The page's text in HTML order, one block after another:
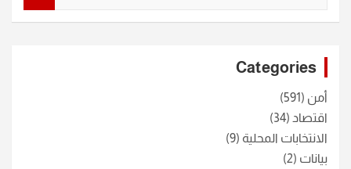
Categories
أمن (591)
اقتصاد (34)
الانتخابات المحلية (9)
بيانات (2)